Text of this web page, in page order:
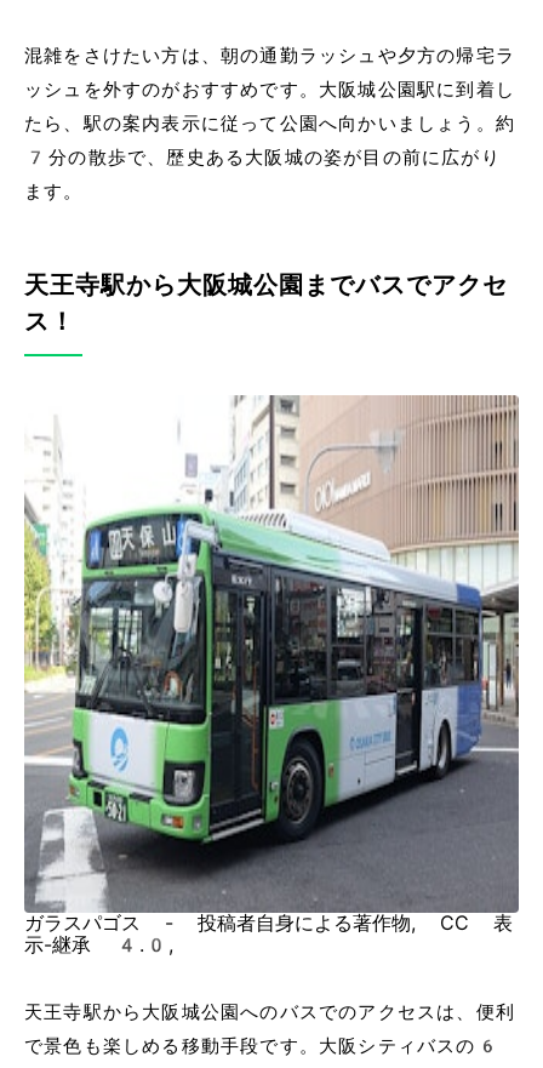
混雑をさけたい方は、朝の通勤ラッシュや夕方の帰宅ラ
ッシュを外すのがおすすめです。大阪城公園駅に到着し
たら、駅の案内表示に従って公園へ向かいましょう。約
7分の散歩で、歴史ある大阪城の姿が目の前に広がり
ます。
天王寺駅から大阪城公園までバスでアクセ
ス！
ガラスパゴス - 投稿者自身による著作物, CC 表
示-継承 4.0,
天王寺駅から大阪城公園へのバスでのアクセスは、便利
で景色も楽しめる移動手段です。大阪シティバスの6